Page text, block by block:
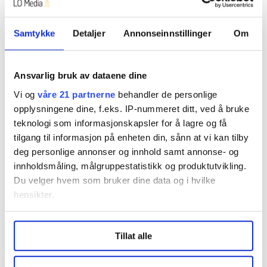
Samtykke Detaljer Annonseinnstillinger Om
Ansvarlig bruk av dataene dine
Vi og våre 21 partnerne behandler de personlige
opplysningene dine, f.eks. IP-nummeret ditt, ved å bruke
teknologi som informasjonskapsler for å lagre og få
tilgang til informasjon på enheten din, sånn at vi kan tilby
deg personlige annonser og innhold samt annonse- og
innholdsmåling, målgruppestatistikk og produktutvikling.
Du velger hvem som bruker dine data og i hvilke
hensikter.
Undermer infokan du lese om hvordan dine personlige
data behandles og hvordan du kan velge hvordan de skal
brukes. Du kan hele tiden endre eller trekke tilbake ditt
Tillat alle
Denne artikkelen erover fire år gammel.
Nyheter Arbeiderpartiet
Del artikkel
Nå:4stillingsannonser